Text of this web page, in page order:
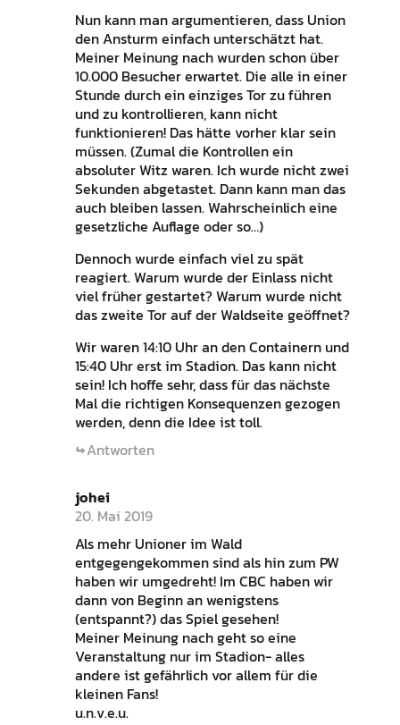
Nun kann man argumentieren, dass Union
den Ansturm einfach unterschätzt hat.
Meiner Meinung nach wurden schon über
10.000 Besucher erwartet. Die alle in einer
Stunde durch ein einziges Tor zu führen
und zu kontrollieren, kann nicht
funktionieren! Das hätte vorher klar sein
müssen. (Zumal die Kontrollen ein
absoluter Witz waren. Ich wurde nicht zwei
Sekunden abgetastet. Dann kann man das
auch bleiben lassen. Wahrscheinlich eine
gesetzliche Auflage oder so…)
Dennoch wurde einfach viel zu spät
reagiert. Warum wurde der Einlass nicht
viel früher gestartet? Warum wurde nicht
das zweite Tor auf der Waldseite geöffnet?
Wir waren 14:10 Uhr an den Containern und
15:40 Uhr erst im Stadion. Das kann nicht
sein! Ich hoffe sehr, dass für das nächste
Mal die richtigen Konsequenzen gezogen
werden, denn die Idee ist toll.
Antworten
johei
20. Mai 2019
Als mehr Unioner im Wald
entgegengekommen sind als hin zum PW
haben wir umgedreht! Im CBC haben wir
dann von Beginn an wenigstens
(entspannt?) das Spiel gesehen!
Meiner Meinung nach geht so eine
Veranstaltung nur im Stadion- alles
andere ist gefährlich vor allem für die
kleinen Fans!
u.n.v.e.u.